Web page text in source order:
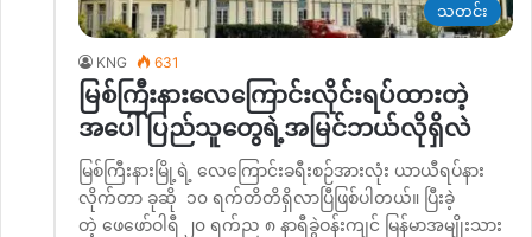
သတင်း
KNG 631
မြစ်ကြီးနားလေကြောင်းလိုင်းရပ်ထားတဲ့
အပေါ် ပြည်သူတွေရဲ့အမြင်ဘယ်လိုရှိလဲ
မြစ်ကြီးနားမြို့ရဲ့ လေကြောင်းခရီးစဉ်အားလုံး ယာယီရပ်နား
လိုက်တာ ခုဆို ၁၀ ရက်တိတိရှိလာပြီဖြစ်ပါတယ်။ ပြီးခဲ့
တဲ့ ဖေဖော်ဝါရီ ၂၀ ရက်ည ၈ နာရီခွဲဝန်းကျင် မြန်မာအမျိုးသား